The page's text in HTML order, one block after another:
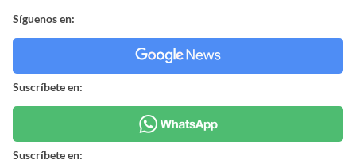
Síguenos en:
Suscríbete en:
Suscríbete en: